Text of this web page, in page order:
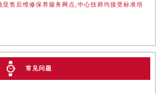
售后维修保养服务网点,中心技师均接受标准培
常见问题